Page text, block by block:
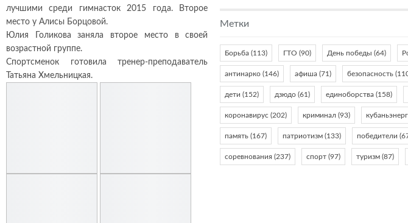
лучшими среди гимнасток 2015 года. Второе
место у Алисы Борцовой.
Юлия Голикова заняла второе место в своей
возрастной группе.
Спортсменок готовила тренер-преподаватель
Татьяна Хмельницкая.
Метки
Борьба (113) ГТО (90) День победы (64)
антинарко (146) афиша (71) безопасность
дети (152) дзюдо (61) единоборства (158)
коронавирус (202) криминал (93)
память (167) патриотизм (133) победители
соревнования (237) спорт (97) туризм (87)